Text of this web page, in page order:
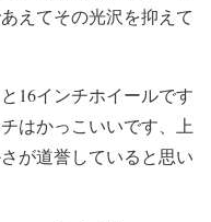
えてその光沢を抑えて
16インチホイールです
はかっこいいです、上
が道誉していると思い